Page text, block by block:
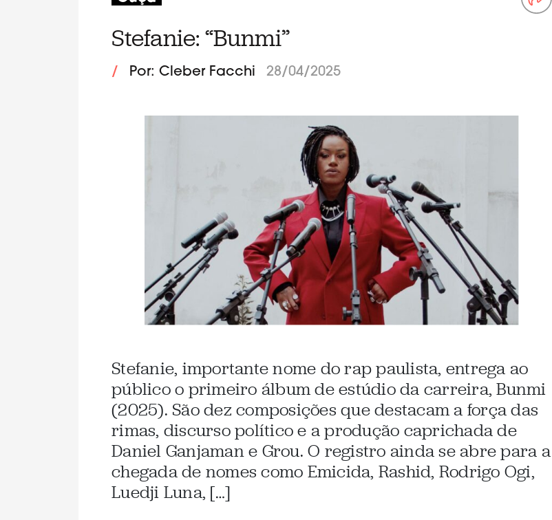
Stefanie: “Bunmi”
/ Por: Cleber Facchi 28/04/2025
Stefanie, importante nome do rap paulista, entrega ao
público o primeiro álbum de estúdio da carreira, Bunmi
(2025). São dez composições que destacam a força das
rimas, discurso político e a produção caprichada de
Daniel Ganjaman e Grou. O registro ainda se abre para a
chegada de nomes como Emicida, Rashid, Rodrigo Ogi,
Luedji Luna, […]